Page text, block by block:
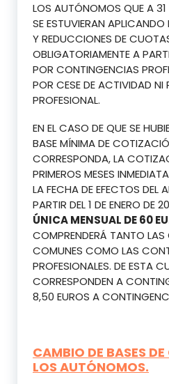
LOS AUTÓNOMOS QUE A 31
SE ESTUVIERAN
Y REDUCCIONES DE
OBLIGATORIAMENTE A
POR CONTINGENCIAS
POR CESE DE ACTIVIDAD
PROFESIONAL.
EN EL CASO DE QUE SE
BASE MÍNIMA DE
CORRESPONDA, LA
PRIMEROS MESES
LA FECHA DE EFECTOS DEL
PARTIR DEL 1 DE ENERO DE
ÚNICA MENSUAL DE 60
COMPRENDERÁ TANTO
COMUNES COMO LAS
PROFESIONALES. DE ESTA
CORRESPONDEN A
8,50 EUROS A
CAMBIO DE BASES
LOS AUTÓNOMOS.